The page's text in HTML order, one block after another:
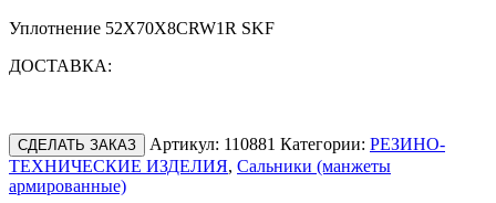
Уплотнение 52X70X8CRW1R SKF
ДОСТАВКА:
СДЕЛАТЬ ЗАКАЗ Артикул: 110881 Категории: РЕЗИНО-
ТЕХНИЧЕСКИЕ ИЗДЕЛИЯ, Сальники (манжеты
армированные)